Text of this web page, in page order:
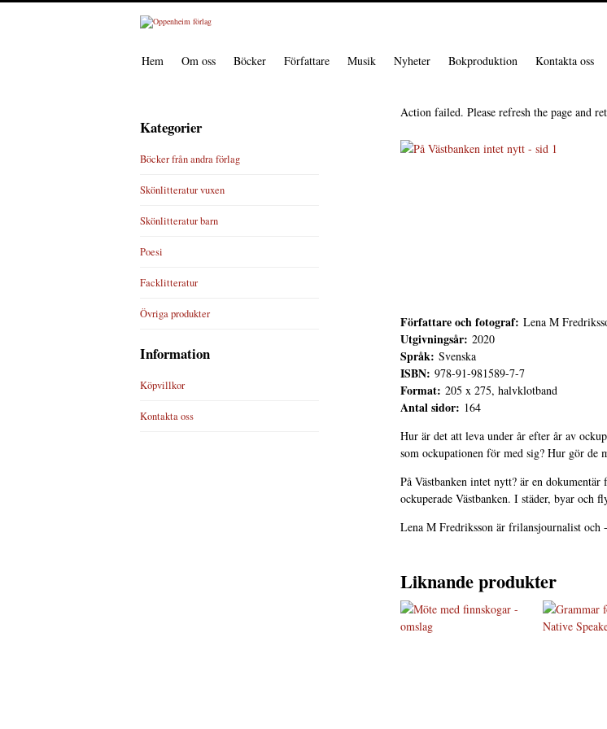
Hem Om oss Böcker Författare Musik Nyheter Bokproduktion Kontakta oss
Action failed. Please refresh the page and
Författare och fotograf: Lena M
Utgivningsår: 2020
Språk: Svenska
ISBN: 978-91-981589-7-7
Format: 205 x 275, halvklotband
Antal sidor: 164
Hur är det att leva under år efter år av
som ockupationen för med sig? Hur gör de
På Västbanken intet nytt? är en
ockuperade Västbanken. I städer, byar och
Lena M Fredriksson är frilansjournalist och
Liknande produkter
Kategorier
Böcker från andra förlag
Skönlitteratur vuxen
Skönlitteratur barn
Poesi
Facklitteratur
Övriga produkter
Information
Köpvillkor
Kontakta oss